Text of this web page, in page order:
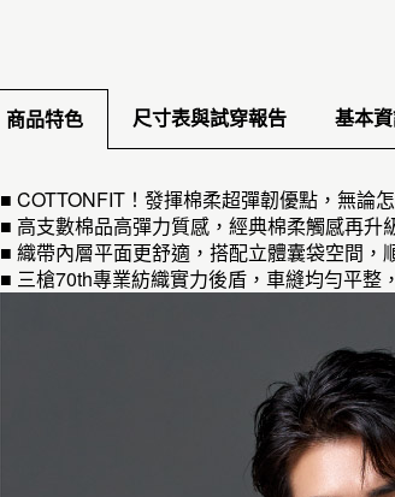
商品特色 尺寸表與試穿報告 基本
■ COTTONFIT！發揮棉柔超彈韌優點，無論
■ 高支數棉品高彈力質感，經典棉柔觸感再升
■ 織帶內層平面更舒適，搭配立體囊袋空間，
■ 三槍70th專業紡織實力後盾，車縫均勻平整